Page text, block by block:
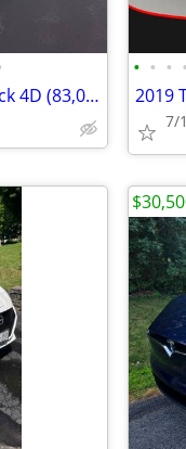
2017 Chevrolet Bolt EVLT Hatchback 4D (83,000 mi.)
• • • •
2019
7/